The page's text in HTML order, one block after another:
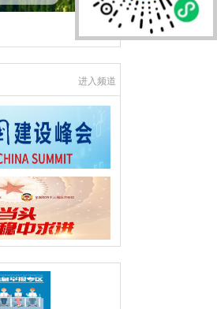
进入频道